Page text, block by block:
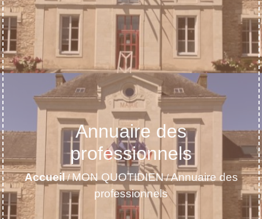
Annuaire des
professionnels
Accueil/MON QUOTIDIEN/Annuaire des
professionnels